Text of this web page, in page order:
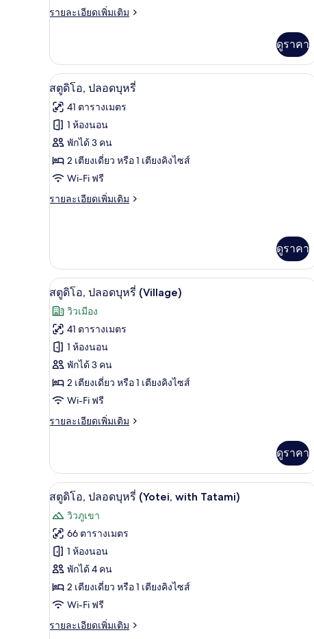
สำหรับ
ของ
รายละเอียดเพิ่มเติม
ราย
เกี่ยว
กับ
ห้อง
พัก
ดูราคา
เปิด
ภาพถ่าย
ทั้งหมด
ของ
สตู
ดิโอ,
ปลอด
สตูดิโอ, ปลอดบุหรี่ | บริเวณนั่งเล่
3
สตูดิโอ, ปลอดบุหรี่
41 ตารางเมตร
1 ห้องนอน
พักได้ 3 คน
2 เตียงเดี่ยว หรือ 1 เตียงคิงไซส์
Wi-Fi ฟรี
รายละเอียดเพิ่มเติม
ราย
กับ
สตู
ดิ
โอ,
ปลอด
บุหรี่
ดูราคา
เปิด
ภาพถ่าย
ทั้งหมด
ของ
สตู
ดิโอ,
ปลอด
บุหรี่
ตู้นิรภัยในห้องพัก, เตารีด/โต๊ะรีด
3
สตูดิโอ, ปลอดบุหรี่ (Village)
วิวเมือง
41 ตารางเมตร
1 ห้องนอน
พักได้ 3 คน
2 เตียงเดี่ยว หรือ 1 เตียงคิงไซส์
Wi-Fi ฟรี
รายละเอียดเพิ่มเติม
ราย
เกี่ยว
กับ
สตู
โอ,
ปลอด
บุหรี่
(Village)
ดูราคา
เปิด
ภาพถ่าย
ทั้งหมด
ของ
สตู
ดิโอ,
ปลอด
บุหรี่
สตูดิโอ, ปลอดบุหรี่ (Yotei, with
4
สตูดิโอ, ปลอดบุหรี่ (Yotei, with Tatami)
วิวภูเขา
66 ตารางเมตร
1 ห้องนอน
พักได้ 4 คน
2 เตียงเดี่ยว หรือ 1 เตียงคิงไซส์
Wi-Fi ฟรี
รายละเอียดเพิ่มเติม
ราย